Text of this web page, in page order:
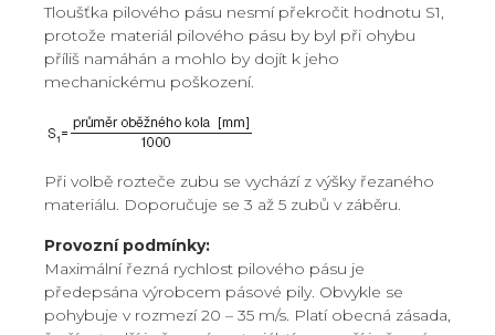
Tloušťka pilového pásu nesmí překročit hodnotu S1,
protože materiál pilového pásu by byl při ohybu
příliš namáhán a mohlo by dojít k jeho
mechanickému poškození.
Při volbě rozteče zubu se vychází z výšky řezaného
materiálu. Doporučuje se 3 až 5 zubů v záběru.
Provozní podmínky:
Maximální řezná rychlost pilového pásu je
předepsána výrobcem pásové pily. Obvykle se
pohybuje v rozmezí 20 – 35 m/s. Platí obecná zásada,